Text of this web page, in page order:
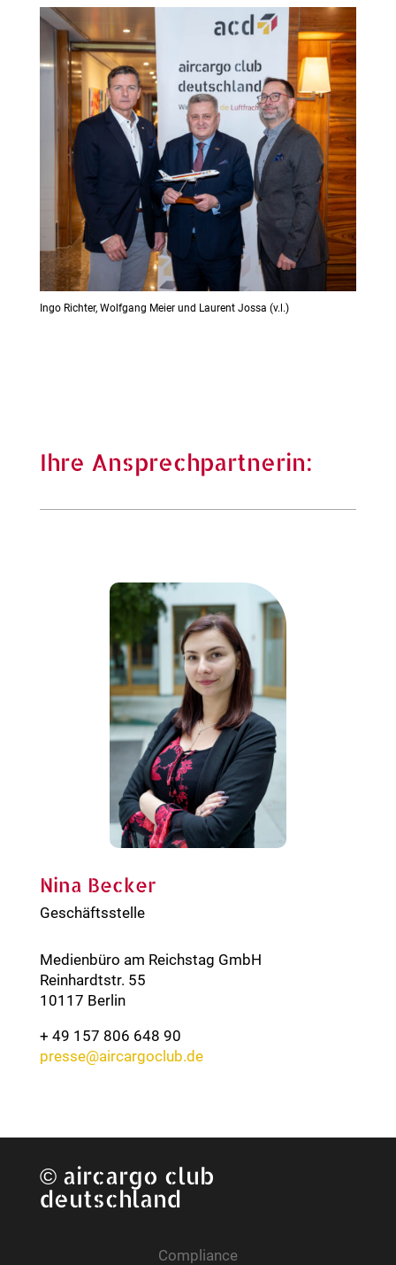
Ingo Richter, Wolfgang Meier und Laurent Jossa (v.l.)
Ihre Ansprechpartnerin:
Nina Becker
Geschäftsstelle
Medienbüro am Reichstag GmbH
Reinhardtstr. 55
10117 Berlin
+ 49 157 806 648 90
presse@aircargoclub.de
© aircargo club
deutschland
Compliance